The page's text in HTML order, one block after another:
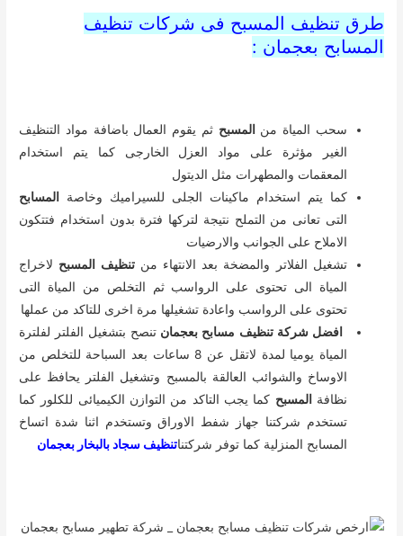
طرق تنظيف المسبح فى شركات تنظيف
المسابح بعجمان :
سحب المياة من المسبح ثم يقوم العمال باضافة مواد التنظيف
الغير مؤثرة على مواد العزل الخارجى كما يتم استخدام
المعقمات والمطهرات مثل الديتول
كما يتم استخدام ماكينات الجلى للسيراميك وخاصة
المسابح
التى تعانى من التملح نتيجة لتركها فترة بدون استخدام فتتكون
الاملاح على الجوانب والارضيات
تشغيل الفلاتر والمضخة بعد الانتهاء منتنظيف المسبح لاخراج
المياة الى تحتوى على الرواسب ثم التخلص من المياة التى
تحتوى على الرواسب واعادة تشغيلها مرة اخرى للتاكد من عملها
افضل شركة تنظيف مسابح بعجمان تنصح بتشغيل الفلتر لفلترة
المياة يوميا لمدة لاتقل عن 8 ساعات بعد السباحة للتخلص من
الاوساخ والشوائب العالقة بالمسبح وتشغيل الفلتر يحافظ على
نظافة
المسبح كما يجب التاكد من التوازن الكيميائى للكلور كما
تستخدم شركتنا جهاز شفط الاوراق وتستخدم اثنا شدة اتساخ
المسابح المنزلية كما توفر شركتناتنظيف سجاد بالبخار بعجمان